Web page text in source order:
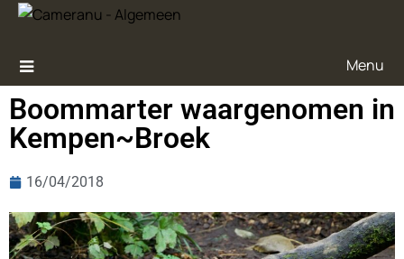
Menu
Boommarter waargenomen in
Kempen~Broek
16/04/2018